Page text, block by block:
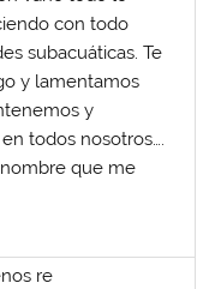
con todo
subacuáticas. Te
y lamentamos
y
todos nosotros….
que me
re